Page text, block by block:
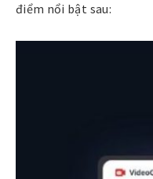
điểm nổi bật sau: